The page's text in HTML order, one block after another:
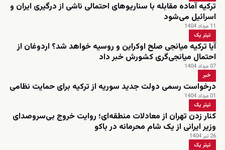
ترکیه آماده مقابله با سناریوهای احتمالی ناشی از درگیری ایران و
اسرائیل می‌شود
11 مرداد 1404
تیتر یک
آیا ترکیه میانجی صلح اوکراین و روسیه خواهد شد؟ اردوغان از
احتمال میانجی‌گری کشورش خبر داد
07 مرداد 1404
خبر
درخواست رسمی دولت جدید سوریه از ترکیه برای حمایت نظامی
01 مرداد 1404
تیتر یک
کنار زدن تهران از معادلات منطقه‌ای؛ روایت خروج بی‌سروصدای
وزیر ایرانی از یک شام محرمانه در باکو
26 تیر 1404
تیتر یک